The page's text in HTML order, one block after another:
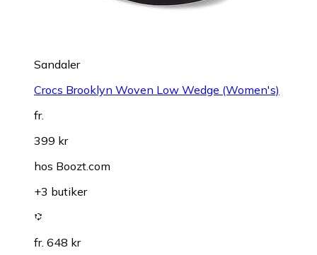
Sandaler
Crocs Brooklyn Woven Low Wedge (Women's)
fr.
399 kr
hos Boozt.com
+3 butiker
fr. 648 kr